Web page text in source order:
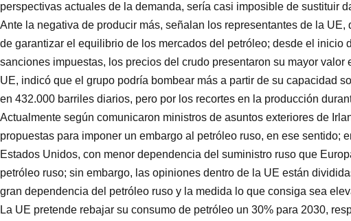
perspectivas actuales de la demanda, sería casi imposible de sustituir
Ante la negativa de producir más, señalan los representantes de la
de garantizar el equilibrio de los mercados del petróleo; desde el inicio
sanciones impuestas, los precios del crudo presentaron su mayor valor
UE, indicó que el grupo podría bombear más a partir de su capacidad
en 432.000 barriles diarios, pero por los recortes en la producción
Actualmente según comunicaron ministros de asuntos exteriores de
propuestas para imponer un embargo al petróleo ruso, en ese sentido;
Estados Unidos, con menor dependencia del suministro ruso que
petróleo ruso; sin embargo, las opiniones dentro de la UE están
gran dependencia del petróleo ruso y la medida lo que consiga sea
La UE pretende rebajar su consumo de petróleo un 30% para 2030,